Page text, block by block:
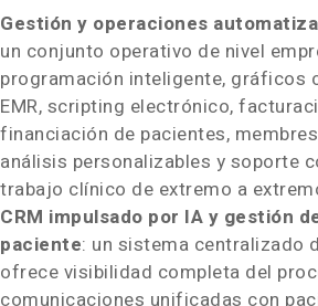
Gestión y operaciones
un conjunto operativo de nivel
programación inteligente, gráficos
EMR, scripting electrónico,
financiación de pacientes,
análisis personalizables y soporte
trabajo clínico de extremo a
CRM impulsado por IA y gestión
paciente: un sistema centralizado
ofrece visibilidad completa del
comunicaciones unificadas con